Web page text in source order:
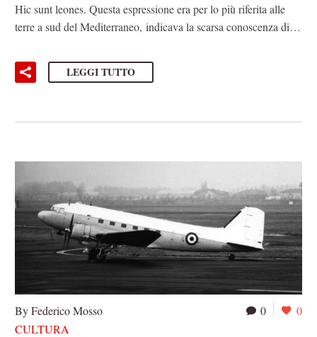
Hic sunt leones. Questa espressione era per lo più riferita alle
terre a sud del Mediterraneo, indicava la scarsa conoscenza di…
LEGGI TUTTO
0 0
By Federico Mosso
CULTURA